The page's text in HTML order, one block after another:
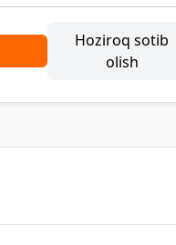
Hoziroq sotib
olish